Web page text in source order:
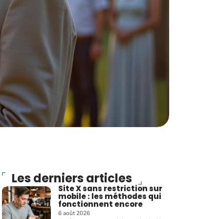
Les derniers articles
Site X sans restriction sur
mobile : les méthodes qui
fonctionnent encore
6 août 2026